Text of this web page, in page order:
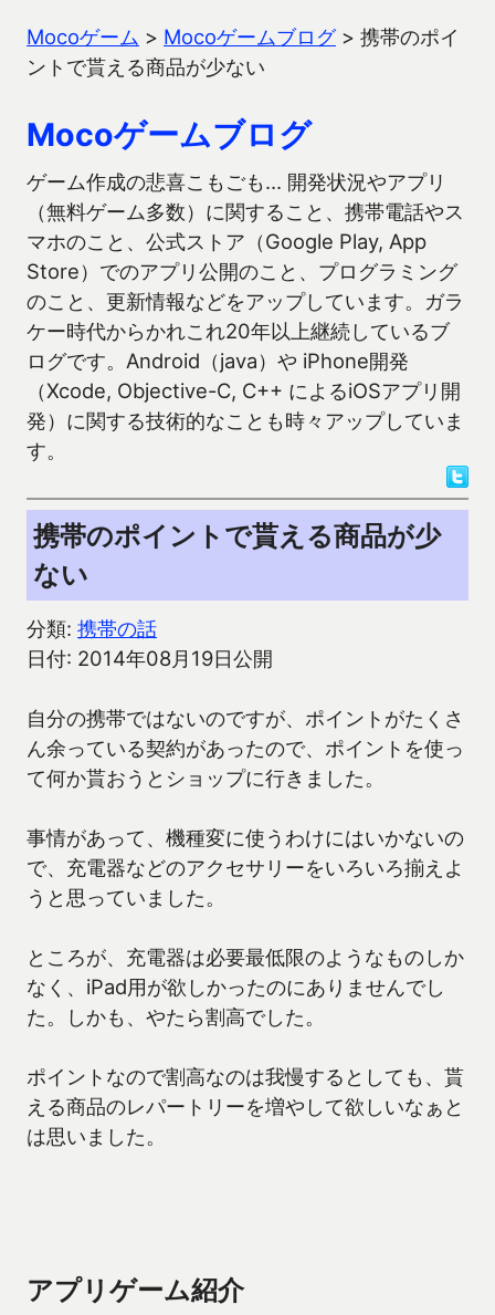
Mocoゲーム > Mocoゲームブログ> 携帯のポイ
ントで貰える商品が少ない
Mocoゲームブログ
ゲーム作成の悲喜こもごも… 開発状況やアプリ
（無料ゲーム多数）に関すること、携帯電話やス
マホのこと、公式ストア（Google Play, App
Store）でのアプリ公開のこと、プログラミング
のこと、更新情報などをアップしています。ガラ
ケー時代からかれこれ20年以上継続しているブ
ログです。Android（java）や iPhone開発
（Xcode, Objective-C, C++ によるiOSアプリ開
発）に関する技術的なことも時々アップしていま
す。
携帯のポイントで貰える商品が少
ない
分類: 携帯の話
日付: 2014年08月19日公開
自分の携帯ではないのですが、ポイントがたくさ
ん余っている契約があったので、ポイントを使っ
て何か貰おうとショップに行きました。
事情があって、機種変に使うわけにはいかないの
で、充電器などのアクセサリーをいろいろ揃えよ
うと思っていました。
ところが、充電器は必要最低限のようなものしか
なく、iPad用が欲しかったのにありませんでし
た。しかも、やたら割高でした。
ポイントなので割高なのは我慢するとしても、貰
える商品のレパートリーを増やして欲しいなぁと
は思いました。
アプリゲーム紹介